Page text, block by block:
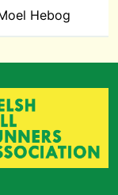
Hebog